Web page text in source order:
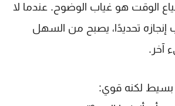
الوقت هو غياب الوضوح. عندما لا
إنجازه تحديدًا، يصبح من السهل
آخر.
بسيط لكنه قوي: